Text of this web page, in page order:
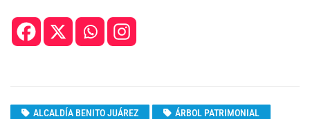
ALCALDÍA BENITO JUÁREZ
ÁRBOL PATRIMONIAL